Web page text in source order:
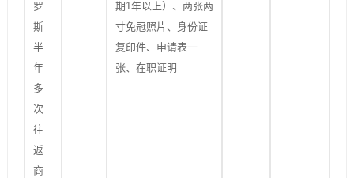
罗
斯
半
年
多
次
往
返
商
期1年以上）、两张两
寸免冠照片、身份证
复印件、申请表一
张、在职证明